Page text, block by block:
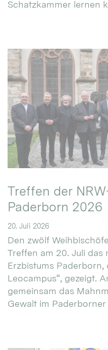
Schatzkammer lernen
Treffen der
Paderborn 2026
20. Juli 2026
Den zwölf
Treffen am 20. Juli das
Erzbistums Paderborn,
Leocampus“, gezeigt.
gemeinsam das
Gewalt im Paderborner